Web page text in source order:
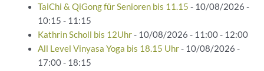
TaiChi & QiGong für Senioren bis 11.15 - 10/08/2026 -
10:15 - 11:15
Kathrin Scholl bis 12Uhr- 10/08/2026 - 11:00 - 12:00
All Level Vinyasa Yoga bis 18.15 Uhr- 10/08/2026 -
17:00 - 18:15